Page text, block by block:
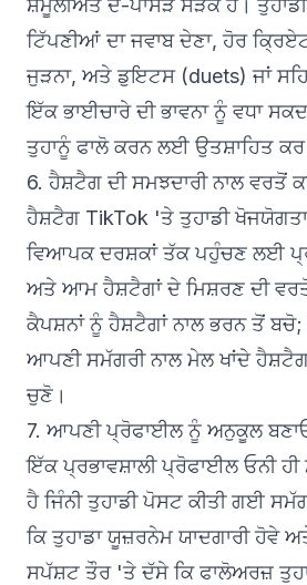
ਸ਼ਮੂਲੀਅਤ ਦੋ-ਪਾਸੜ ਸੜਕ ਹੈ।
ਟਿੱਪਣੀਆਂ ਦਾ ਜਵਾਬ ਦੇਣਾ, ਹੋਰ
ਜੁੜਨਾ, ਅਤੇ ਡੁਇਟਸ (duets) ਜਾਂ
ਇੱਕ ਭਾਈਚਾਰੇ ਦੀ ਭਾਵਨਾ ਨੂੰ ਵਧਾ
ਤੁਹਾਨੂੰ ਫਾਲੋ ਕਰਨ ਲਈ ਉਤਸ਼ਾਹਿਤ ਕਰ
6. ਹੈਸ਼ਟੈਗ ਦੀ ਸਮਝਦਾਰੀ ਨਾਲ ਵਰਤੋਂ
ਹੈਸ਼ਟੈਗ TikTok 'ਤੇ ਤੁਹਾਡੀ
ਵਿਆਪਕ ਦਰਸ਼ਕਾਂ ਤੱਕ ਪਹੁੰਚਣ ਲਈ
ਅਤੇ ਆਮ ਹੈਸ਼ਟੈਗਾਂ ਦੇ ਮਿਸ਼ਰਣ ਦੀ
ਕੈਪਸ਼ਨਾਂ ਨੂੰ ਹੈਸ਼ਟੈਗਾਂ ਨਾਲ ਭਰਨ ਤੋਂ
ਆਪਣੀ ਸਮੱਗਰੀ ਨਾਲ ਮੇਲ ਖਾਂਦੇ
ਚੁਣੋ।
7. ਆਪਣੀ ਪ੍ਰੋਫਾਈਲ ਨੂੰ ਅਨੁਕੂਲ
ਇੱਕ ਪ੍ਰਭਾਵਸ਼ਾਲੀ ਪ੍ਰੋਫਾਈਲ ਓਨੀ
ਹੈ ਜਿੰਨੀ ਤੁਹਾਡੀ ਪੋਸਟ ਕੀਤੀ ਗਈ
ਕਿ ਤੁਹਾਡਾ ਯੂਜ਼ਰਨੇਮ ਯਾਦਗਾਰੀ ਹੋਵੇ
ਸਪੱਸ਼ਟ ਤੌਰ 'ਤੇ ਦੱਸੇ ਕਿ ਫਾਲੋਅਰਜ਼